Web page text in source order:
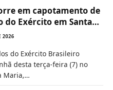
em capotamento de
Exército em Santa
2026
do Exército Brasileiro
desta terça-feira (7) no
Maria,…